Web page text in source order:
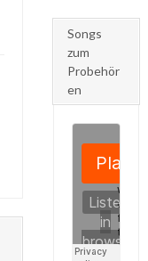
Songs
zum
Probehör
en